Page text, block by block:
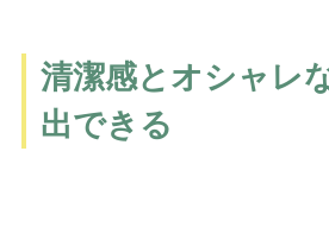
清潔感とオシャレ
出できる